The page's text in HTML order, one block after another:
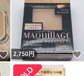
いいね！
2,750円